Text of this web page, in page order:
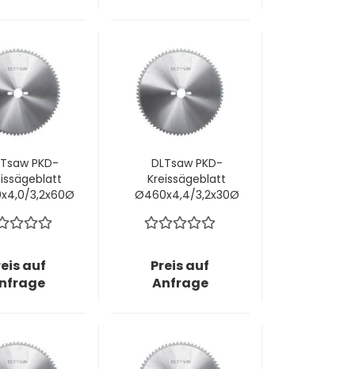
PKD-
3,2x60Ø
Plastics!
auf
DLTsaw PKD-
Kreissägeblatt
Ø460x4,4/3,2x30Ø
Plastics!
Preis auf
Anfrage